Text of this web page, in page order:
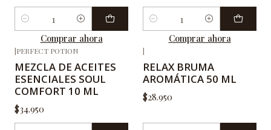
Cantidad
Comprar ahora
Cantidad
Comprar ahora
|PERFECT POTION
MEZCLA DE ACEITES
ESENCIALES SOUL
COMFORT 10 ML
$34.950
|
RELAX BRUMA
AROMÁTICA 50 ML
$28.950